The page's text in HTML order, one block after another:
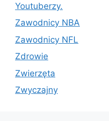
Youtuberzy.
Zawodnicy NBA
Zawodnicy NFL
Zdrowie
Zwierzęta
Zwyczajny